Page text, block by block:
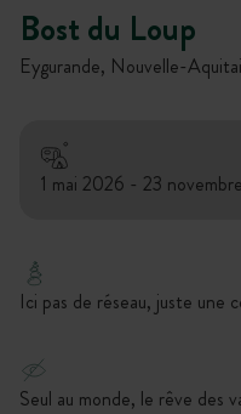
Bost du Loup
Eygurande, Nouvelle-
1 mai 2026 - 23
Ici pas de réseau, juste une
Seul au monde, le rêve des